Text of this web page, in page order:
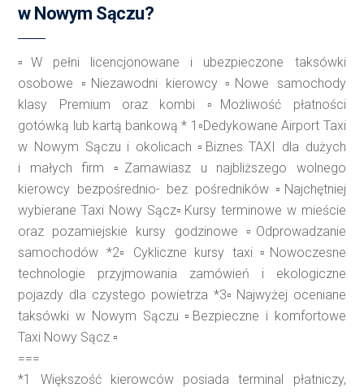
w Nowym Sączu?
▫️W pełni licencjonowane i ubezpieczone taksówki
osobowe ▫️Niezawodni kierowcy ▫️Nowe samochody
klasy Premium oraz kombi ▫️Możliwość płatności
gotówką lub kartą bankową * 1▫️Dedykowane Airport Taxi
w Nowym Sączu i okolicach ▫️Biznes TAXI dla dużych
i małych firm ▫️Zamawiasz u najbliższego wolnego
kierowcy bezpośrednio- bez pośredników ▫️Najchętniej
wybierane Taxi Nowy Sącz▫️Kursy terminowe w mieście
oraz pozamiejskie kursy godzinowe ▫️Odprowadzanie
samochodów *2▫️Cykliczne kursy taxi ▫️Nowoczesne
technologie przyjmowania zamówień i ekologiczne
pojazdy dla czystego powietrza *3▫️Najwyżej oceniane
taksówki w Nowym Sączu ▫️Bezpieczne i komfortowe
Taxi Nowy Sącz ▫️
===
*1 Większość kierowców posiada terminal płatniczy,